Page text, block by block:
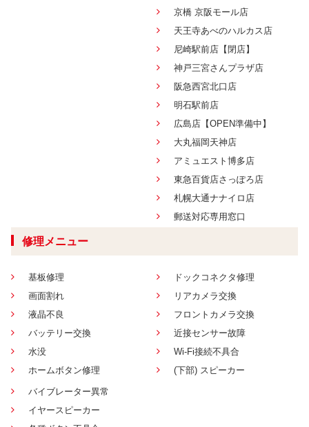
京橋 京阪モール店
天王寺あべのハルカス店
尼崎駅前店【閉店】
神戸三宮さんプラザ店
阪急西宮北口店
明石駅前店
広島店【OPEN準備中】
大丸福岡天神店
アミュエスト博多店
東急百貨店さっぽろ店
札幌大通ナナイロ店
郵送対応専用窓口
修理メニュー
基板修理
画面割れ
液晶不良
バッテリー交換
水没
ホームボタン修理
ドックコネクタ修理
リアカメラ交換
フロントカメラ交換
近接センサー故障
Wi-Fi接続不具合
(下部) スピーカー
バイブレーター異常
イヤースピーカー